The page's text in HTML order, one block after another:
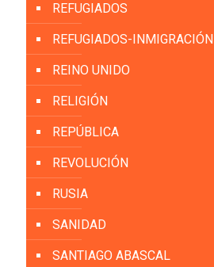
REFUGIADOS
REFUGIADOS-INMIGRACIÓN
REINO UNIDO
RELIGIÓN
REPÚBLICA
REVOLUCIÓN
RUSIA
SANIDAD
SANTIAGO ABASCAL